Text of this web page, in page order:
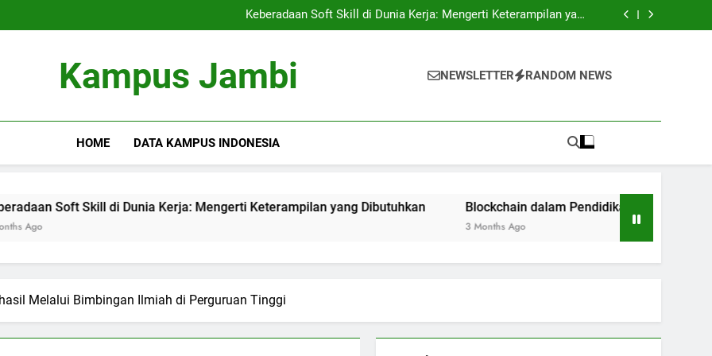
Lingkungan Kerja
Keberadaan Soft Skill di Dunia Kerja: Mengerti Keterampilan yang
Dibutuhkan
Blockchain dalam Pendidikan: Inovasi bagi Sistem Pendidikan Riset dan
Lingkungan Kerja
Keberadaan Soft Skill di Dunia Kerja: Mengerti Keterampilan yang
Blockchain dalam Pendidikan: Inovasi bagi Sistem Pendidikan Riset dan
Kampus Jambi NEWSLETTER RANDOM NEWS
HOME DATA KAMPUS INDONESIA
Skill di Dunia Kerja: Mengerti Keterampilan yang Dibutuhkan Blockchain dalam Pendidikan: Inovasi bagi Sistem
Melalui Bimbingan Ilmiah di Perguruan Tinggi